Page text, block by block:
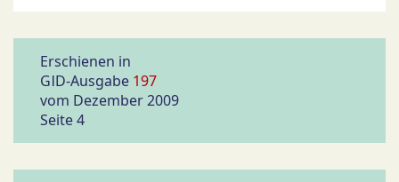
Erschienen in
GID-Ausgabe 197
vom Dezember 2009
Seite 4